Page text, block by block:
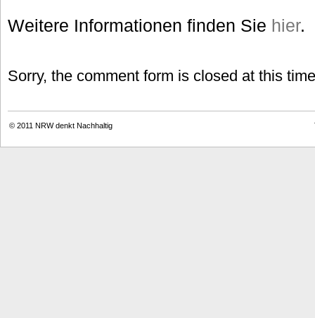
Weitere Informationen finden Sie hier.
Sorry, the comment form is closed at this
© 2011 NRW denkt Nachhaltig